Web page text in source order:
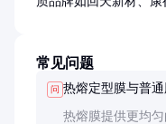
常见问题
问 热熔定型膜与普
热熔膜提供更均